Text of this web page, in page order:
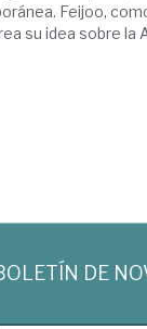
Feijoo,
su idea sobre la
DE